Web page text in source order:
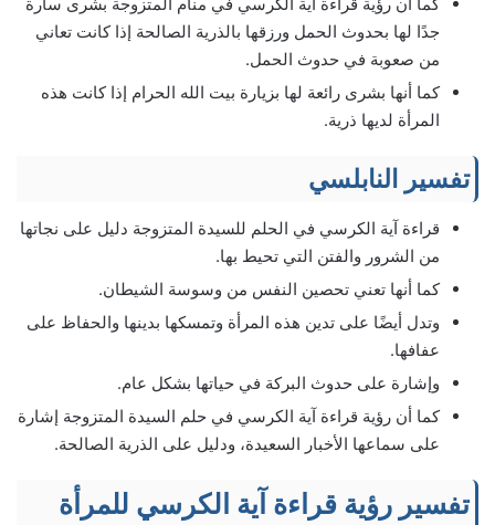
جدًا لها بحدوث الحمل ورزقها بالذرية الصالحة إذا كانت تعاني
من صعوبة في حدوث الحمل.
كما أنها بشرى رائعة لها بزيارة بيت الله الحرام إذا كانت هذه
المرأة لديها ذرية.
تفسير النابلسي
قراءة آية الكرسي في الحلم للسيدة المتزوجة دليل على نجاتها
من الشرور والفتن التي تحيط بها.
كما أنها تعني تحصين النفس من وسوسة الشيطان.
وتدل أيضًا على تدين هذه المرأة وتمسكها بدينها والحفاظ على
عفافها.
وإشارة على حدوث البركة في حياتها بشكل عام.
كما أن رؤية قراءة آية الكرسي في حلم السيدة المتزوجة إشارة
على سماعها الأخبار السعيدة، ودليل على الذرية الصالحة.
تفسير رؤية قراءة آية الكرسي للمرأة